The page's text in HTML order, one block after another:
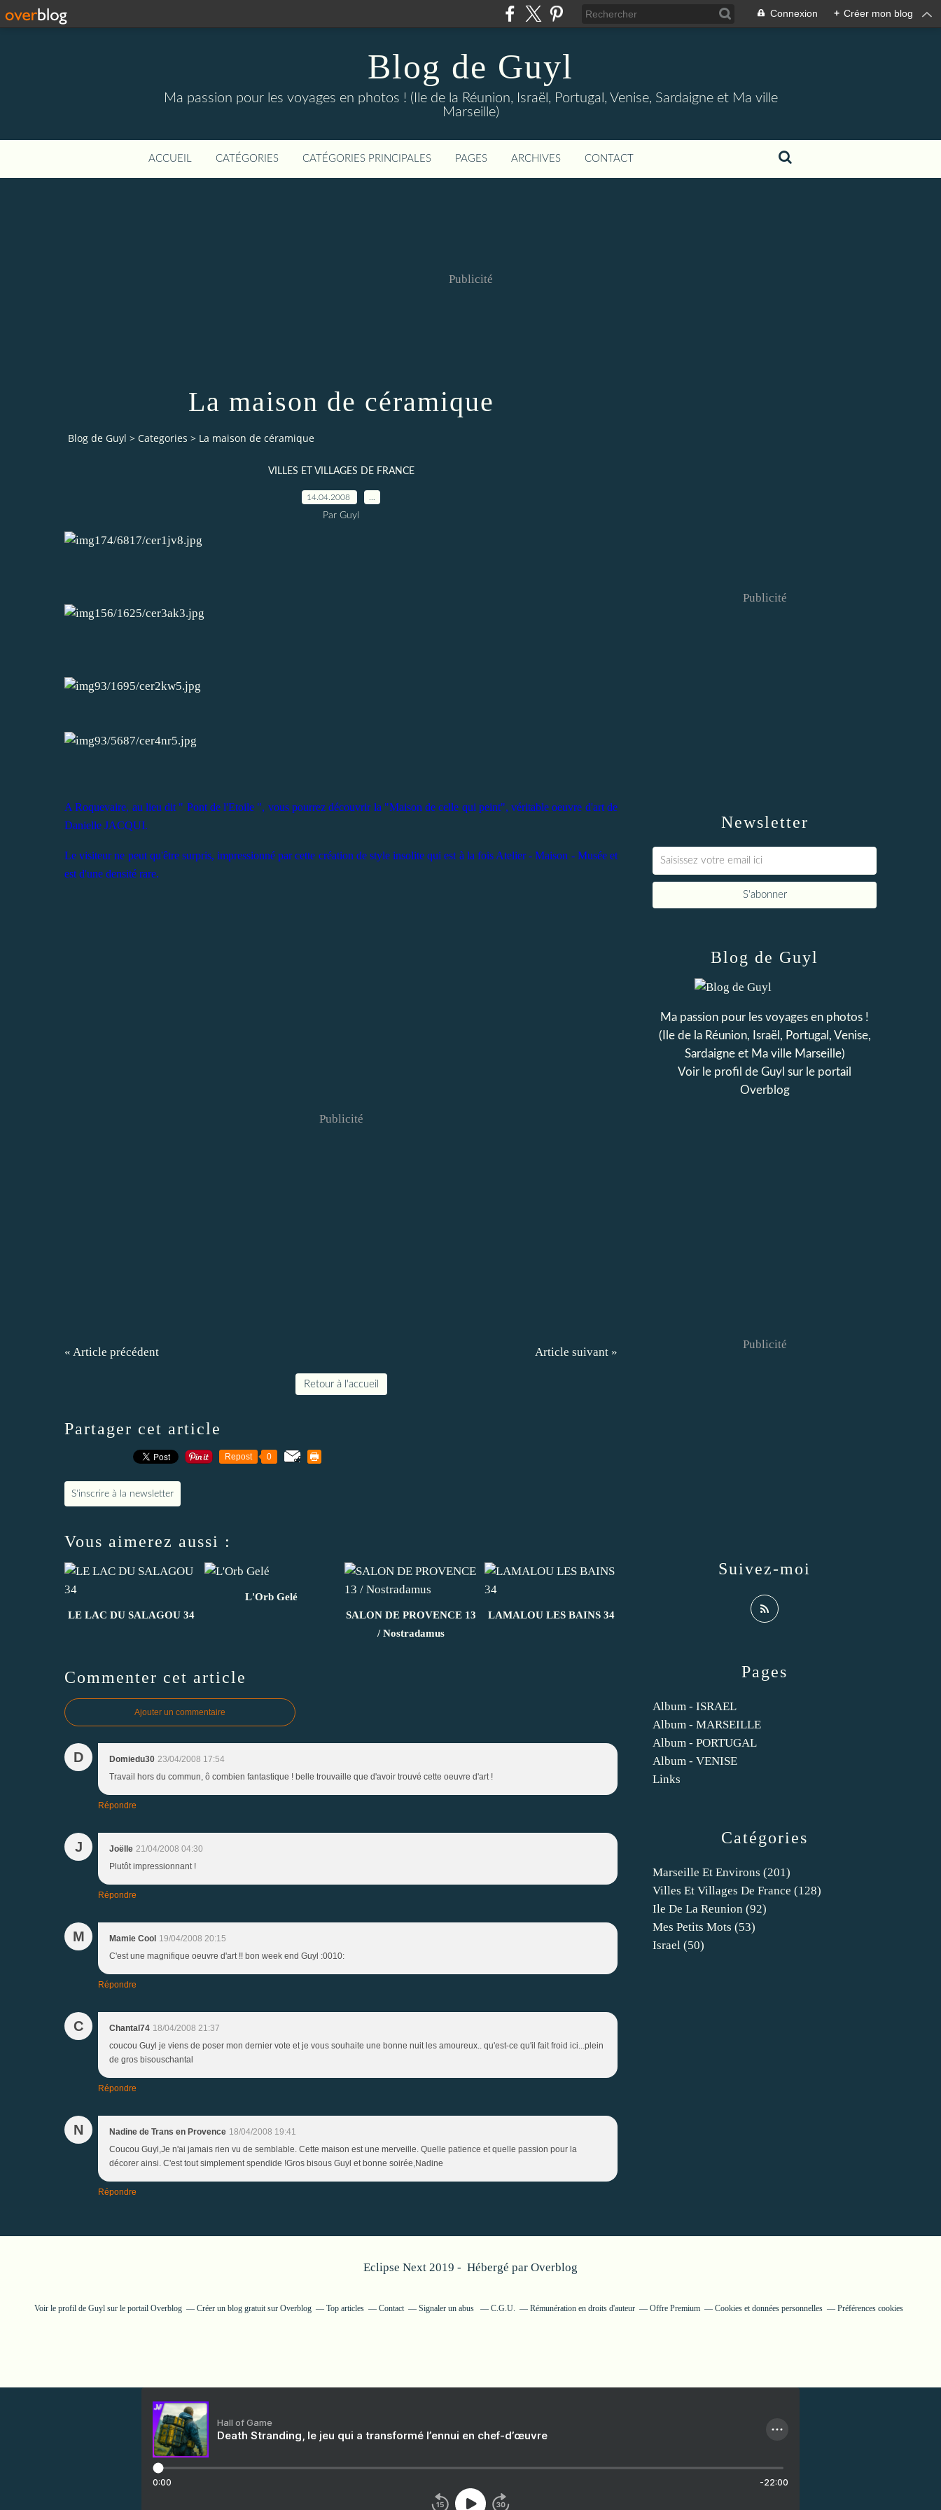
Connexion + Créer mon blog
Blog de Guyl
Ma passion pour les voyages en photos ! (Ile de la Réunion, Israël, Portugal, Venise, Sardaigne et Ma ville
Marseille)
ACCUEIL CATÉGORIES CATÉGORIES PRINCIPALES PAGES ARCHIVES CONTACT
Publicité
La maison de céramique
Blog de Guyl > Categories > La maison de céramique
VILLES ET VILLAGES DE FRANCE
14.04.2008
Par Guyl
A Roquevaire, au lieu dit " Pont de l'Etoile ", vous pourrez découvrir la "Maison de celle qui peint", véritable oeuvre d'art de
Danielle JACQUI.
Le visiteur ne peut qu'être surpris, impressionné par cette création de style insolite qui est à la fois Atelier - Maison - Musée et
est d'une densité rare.
Publicité
« Article précédent Article suivant »
Retour à l'accueil
Partager cet article
Repost 0
S'inscrire à la newsletter
Vous aimerez aussi :
LE LAC DU SALAGOU 34
L'Orb Gelé
SALON DE PROVENCE 13
/ Nostradamus
LAMALOU LES BAINS 34
Commenter cet article
Ajouter un commentaire
D Domiedu30 23/04/2008 17:54
Travail hors du commun, ô combien fantastique ! belle trouvaille que d'avoir trouvé cette oeuvre d'art !
Répondre
J Joëlle 21/04/2008 04:30
Plutôt impressionnant !
Répondre
M Mamie Cool 19/04/2008 20:15
C'est une magnifique oeuvre d'art !! bon week end Guyl :0010:
Répondre
C Chantal74 18/04/2008 21:37
coucou Guyl je viens de poser mon dernier vote et je vous souhaite une bonne nuit les amoureux.. qu'est-ce qu'il fait froid ici...plein
de gros bisouschantal
Répondre
N Nadine de Trans en Provence 18/04/2008 19:41
Coucou Guyl,Je n'ai jamais rien vu de semblable. Cette maison est une merveille. Quelle patience et quelle passion pour la
décorer ainsi. C'est tout simplement spendide !Gros bisous Guyl et bonne soirée,Nadine
Répondre
Newsletter
Publicité
Catégories
Marseille Et Environs (201)
Villes Et Villages De France (128)
Ile De La Reunion (92)
Mes Petits Mots (53)
Israel (50)
Pages
Album - ISRAEL
Album - MARSEILLE
Album - PORTUGAL
Album - VENISE
Links
Blog de Guyl
Ma passion pour les voyages en photos !
(Ile de la Réunion, Israël, Portugal, Venise,
Sardaigne et Ma ville Marseille)
Voir le profil de Guyl sur le portail
Overblog
Suivez-moi
Publicité
Eclipse Next 2019 - Hébergé par Overblog
Voir le profil de Guylsur le portail Overblog Créer un blog gratuit sur Overblog Top articles Contact Signaler un abus C.G.U. Rémunération en droits d'auteur Offre Premium Cookies et données personnelles Préférences cookies
Hall of Game
Death Stranding, le jeu qui a transformé l’ennui en chef-d’œuvre
0:00 -22:00